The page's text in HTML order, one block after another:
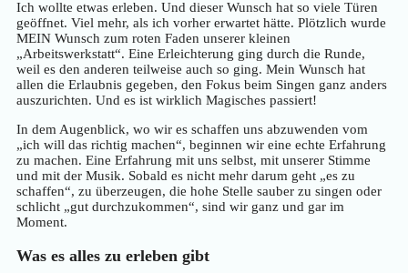
Ich wollte etwas erleben. Und dieser Wunsch hat so viele Türen
geöffnet. Viel mehr, als ich vorher erwartet hätte. Plötzlich wurde
MEIN Wunsch zum roten Faden unserer kleinen
„Arbeitswerkstatt“. Eine Erleichterung ging durch die Runde,
weil es den anderen teilweise auch so ging. Mein Wunsch hat
allen die Erlaubnis gegeben, den Fokus beim Singen ganz anders
auszurichten. Und es ist wirklich Magisches passiert!
In dem Augenblick, wo wir es schaffen uns abzuwenden vom
„ich will das richtig machen“, beginnen wir eine echte Erfahrung
zu machen. Eine Erfahrung mit uns selbst, mit unserer Stimme
und mit der Musik. Sobald es nicht mehr darum geht „es zu
schaffen“, zu überzeugen, die hohe Stelle sauber zu singen oder
schlicht „gut durchzukommen“, sind wir ganz und gar im
Moment.
Was es alles zu erleben gibt